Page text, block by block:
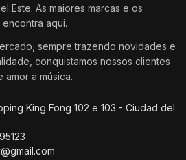
Este. As maiores marcas e os
aqui.
sempre trazendo novidades e
conquistamos nossos clientes
a música.
King Fong 102 e 103 - Ciudad del